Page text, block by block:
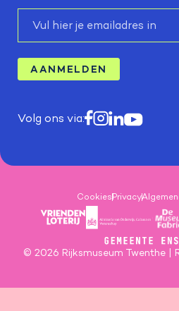
AANMELDEN
Volg ons via:
CookiesPrivacy
© 2026 Rijksmuseum Twenthe |